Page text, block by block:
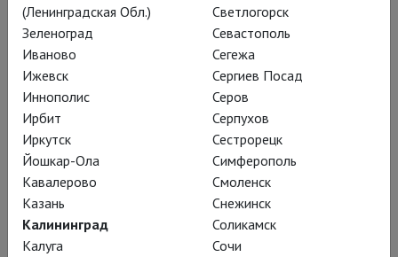
Постановки
(Ленинградская Обл.)
Зеленоград
Иваново
Ижевск
Иннополис
Ирбит
Иркутск
Йошкар-Ола
Кавалерово
Казань
Калининград
Калуга
Светлогорск
Севастополь
Сегежа
Сергиев Посад
Серов
Серпухов
Сестрорецк
Симферополь
Смоленск
Снежинск
Соликамск
Сочи